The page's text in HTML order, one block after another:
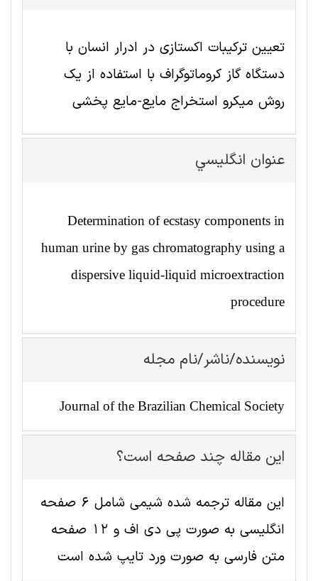
تعیین ترکیبات اکستازی در ادرار انسان با
دستگاه گاز کروماتوگراف با استفاده از یک
روش میکرو استخراج مایع-مایع پخشی
عنوان انگليسي
Determination of ecstasy components in
human urine by gas chromatography using a
dispersive liquid-liquid microextraction
procedure
نویسنده/ناشر/نام مجله
Journal of the Brazilian Chemical Society
این مقاله چند صفحه است؟
این مقاله ترجمه شده شيمی شامل 6 صفحه
انگلیسی به صورت پی دی اف و 12 صفحه
متن فارسی به صورت ورد تایپ شده است